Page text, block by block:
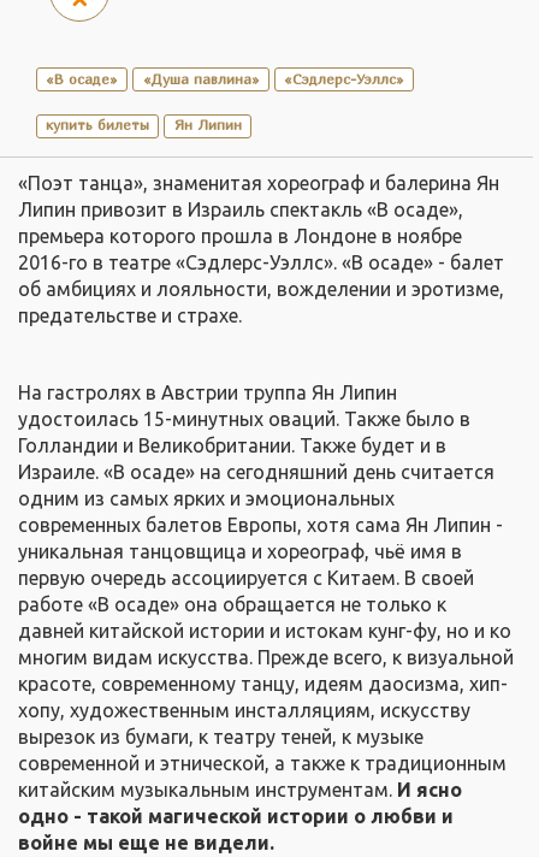
«В осаде» «Душа павлина» «Сэдлерс-Уэллс»
купить билеты Ян Липин
«Поэт танца», знаменитая хореограф и балерина Ян
Липин привозит в Израиль спектакль «В осаде»,
премьера которого прошла в Лондоне в ноябре
2016-го в театре «Сэдлерс-Уэллс». «В осаде» - балет
об амбициях и лояльности, вожделении и эротизме,
предательстве и страхе.
На гастролях в Австрии труппа Ян Липин
удостоилась 15-минутных оваций. Также было в
Голландии и Великобритании. Также будет и в
Израиле. «В осаде» на сегодняшний день считается
одним из самых ярких и эмоциональных
современных балетов Европы, хотя сама Ян Липин -
уникальная танцовщица и хореограф, чьё имя в
первую очередь ассоциируется с Китаем. В своей
работе «В осаде» она обращается не только к
давней китайской истории и истокам кунг-фу, но и ко
многим видам искусства. Прежде всего, к визуальной
красоте, современному танцу, идеям даосизма, хип-
хопу, художественным инсталляциям, искусству
вырезок из бумаги, к театру теней, к музыке
современной и этнической, а также к традиционным
китайским музыкальным инструментам. И ясно
одно - такой магической истории о любви и
войне мы еще не видели.